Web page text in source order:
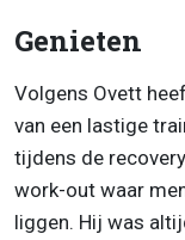
Genieten
Volgens Ovett
van een lastige
tijdens de
work-out waar
liggen. Hij was